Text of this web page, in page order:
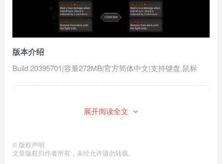
版本介绍
Build.20395701|容量272MB|官方简体中文|支持键盘.鼠标
展开阅读全文
© 版权声明
文章版权归作者所有，未经允许请勿转载。